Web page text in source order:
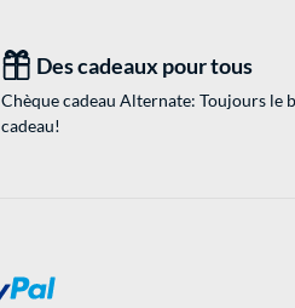
Des cadeaux pour tous
Chèque cadeau Alternate: Toujours le
cadeau!